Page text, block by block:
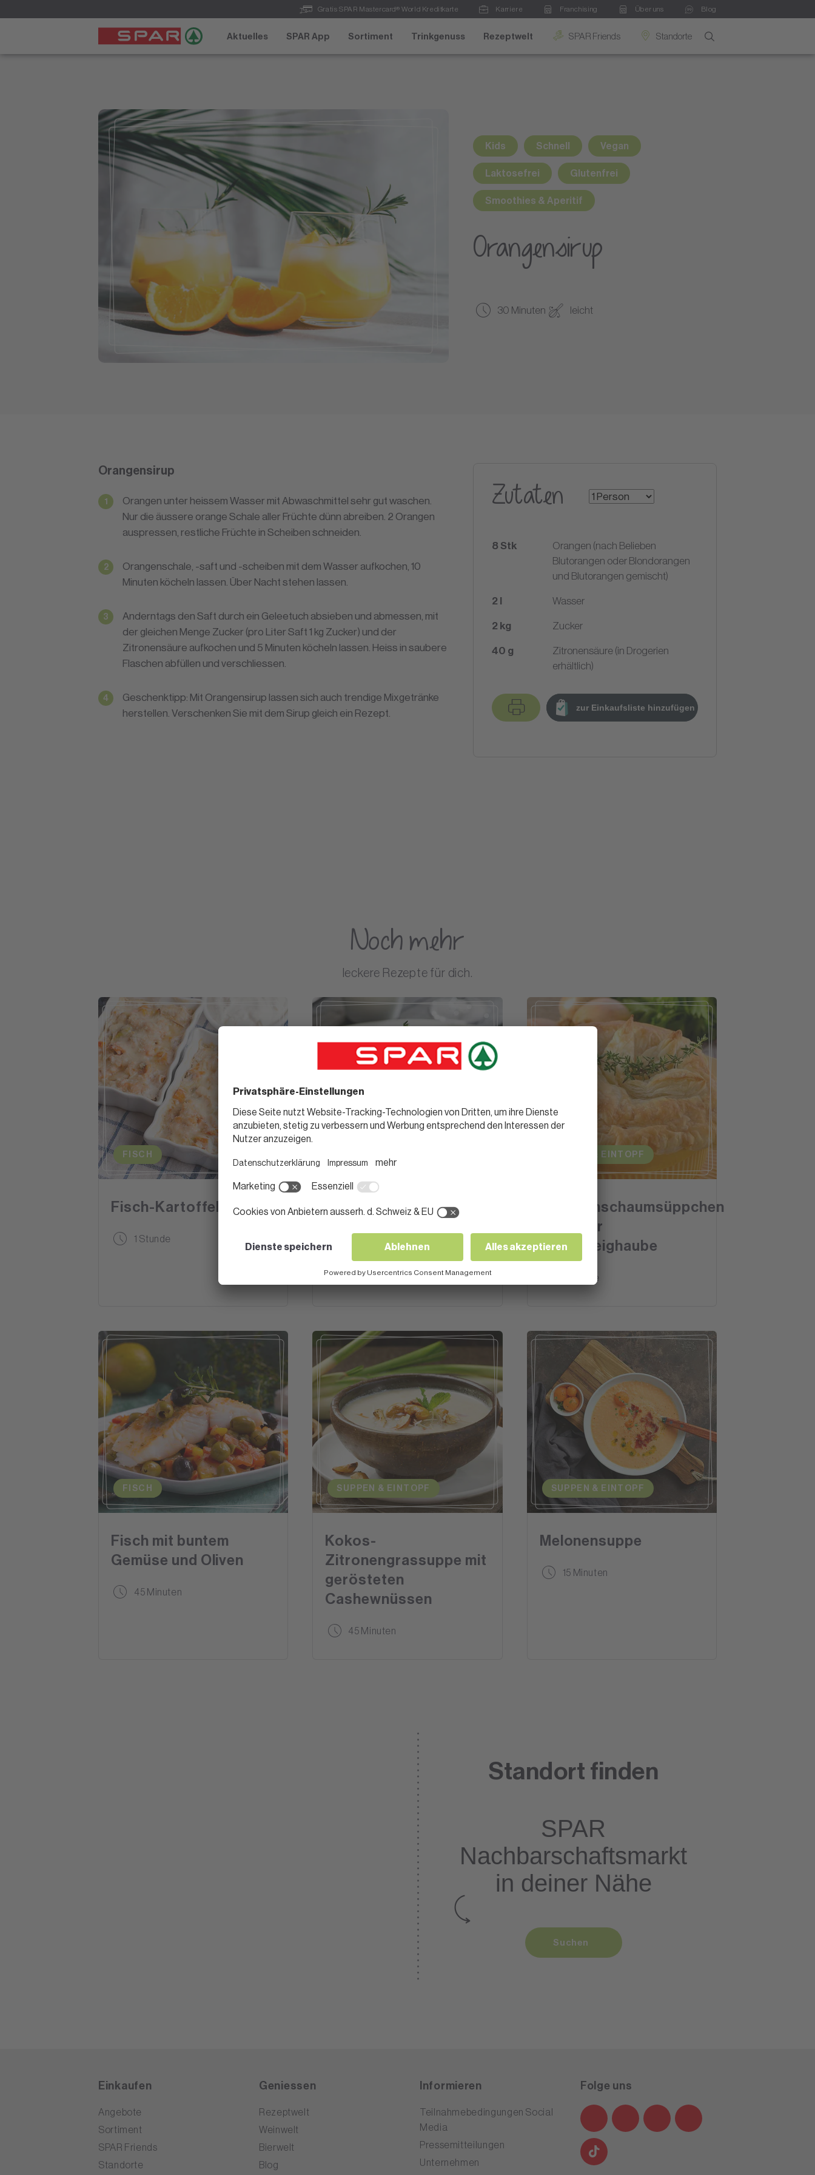
Gratis SPAR Mastercard® World Kreditkarte Karriere Franchising Über uns Blog
Aktuelles SPAR App Sortiment Trinkgenuss Rezeptwelt SPAR Friends Standorte
Kids Schnell Vegan
Laktosefrei Glutenfrei
Smoothies & Aperitif
Orangensirup
30 Minuten leicht
Orangensirup
Orangen unter heissem Wasser mit Abwaschmittel sehr gut waschen.
Nur die äussere orange Schale aller Früchte dünn abreiben. 2 Orangen
auspressen, restliche Früchte in Scheiben schneiden.
Orangenschale, -saft und -scheiben mit dem Wasser aufkochen, 10
Minuten köcheln lassen. Über Nacht stehen lassen.
Anderntags den Saft durch ein Geleetuch absieben und abmessen, mit
der gleichen Menge Zucker (pro Liter Saft 1 kg Zucker) und der
Zitronensäure aufkochen und 5 Minuten köcheln lassen. Heiss in saubere
Flaschen abfüllen und verschliessen.
Geschenktipp: Mit Orangensirup lassen sich auch trendige Mixgetränke
herstellen. Verschenken Sie mit dem Sirup gleich ein Rezept.
Zutaten
8 Stk
Orangen (nach Belieben
Blutorangen oder Blondorangen
und Blutorangen gemischt)
2 l Wasser
2 kg Zucker
40 g
Zitronensäure (in Drogerien
erhältlich)
zur Einkaufsliste hinzufügen
Noch mehr
leckere Rezepte für dich.
FISCH
Fisch-Kartoffel-Gratin
1 Stunde
Dorschfilets an Lauch-
1 Stunde
SUPPEN & EINTOPF
Bärlauchschaumsüppchen
unter der
Blätterteighaube
1 Stunde
FISCH
Fisch mit buntem
Gemüse und Oliven
45 Minuten
SUPPEN & EINTOPF
Kokos-
Zitronengrassuppe mit
gerösteten
Cashewnüssen
45 Minuten
SUPPEN & EINTOPF
Melonensuppe
15 Minuten
Standort finden
SPAR
Nachbarschaftsmarkt
in deiner Nähe
Suchen
Einkaufen
Angebote
Sortiment
SPAR Friends
Standorte
Geniessen
Rezeptwelt
Weinwelt
Bierwelt
Blog
Informieren
Teilnahmebedingungen Social
Media
Pressemitteilungen
Unternehmen
Folge uns